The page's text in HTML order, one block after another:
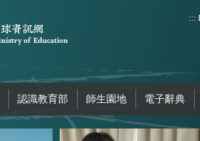
:::
認識教育部 師生園地 電子辭典